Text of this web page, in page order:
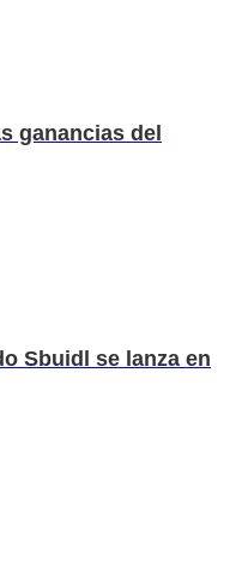
ganancias del
Sbuidl se lanza en